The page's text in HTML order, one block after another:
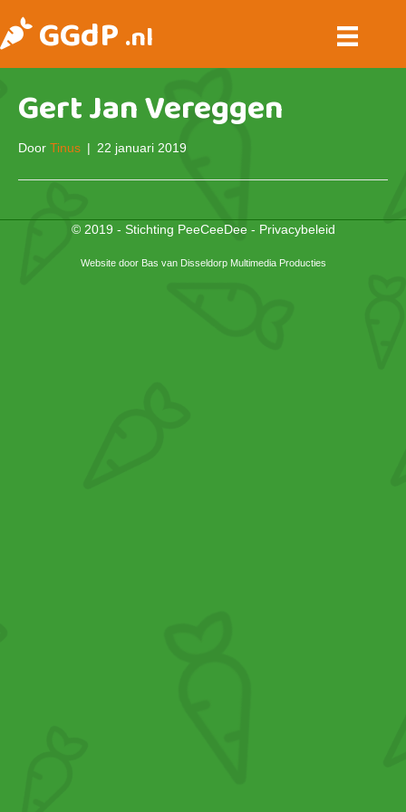
GGdP.nl
Gert Jan Vereggen
Door Tinus | 22 januari 2019
© 2019 - Stichting PeeCeeDee - Privacybeleid
Website door Bas van Disseldorp Multimedia Producties